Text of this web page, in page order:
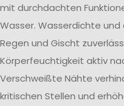
mit durchdachten
Wasser. Wasserdichte
Regen und Gischt
Körperfeuchtigkeit aktiv
Verschweißte Nähte
kritischen Stellen und